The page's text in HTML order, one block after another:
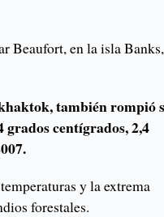
Beaufort, en la isla
también rompió
centígrados, 2,4
y la extrema
forestales.